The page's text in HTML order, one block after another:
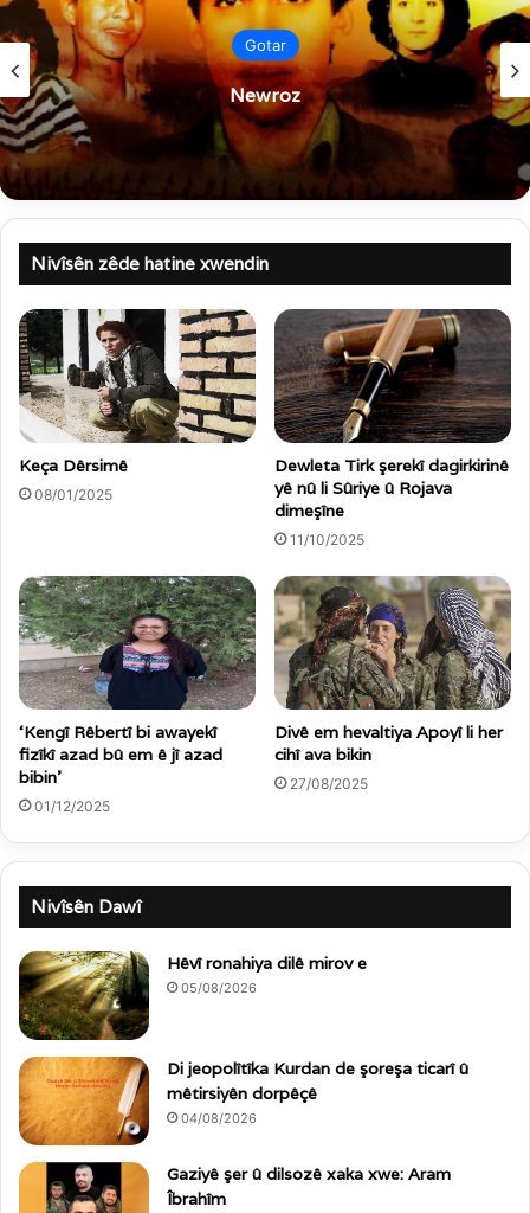
Gotar
Newroz
Nivîsên zêde hatine xwendin
Keça Dêrsimê
08/01/2025
Dewleta Tirk şerekî dagirkirinê
yê nû li Sûriye û Rojava
dimeşîne
11/10/2025
‘Kengî Rêbertî bi awayekî
fizîkî azad bû em ê jî azad
bibin’
01/12/2025
Divê em hevaltiya Apoyî li her
cihî ava bikin
27/08/2025
Nivîsên Dawî
Hêvî ronahiya dilê mirov e
05/08/2026
Di jeopolîtîka Kurdan de şoreşa ticarî û
mêtirsiyên dorpêçê
04/08/2026
Gaziyê şer û dilsozê xaka xwe: Aram
Îbrahîm